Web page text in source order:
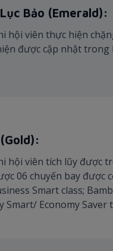
Bảo (Emerald):
hội viên thực hiện
được cập nhật
hội viên tích lũy được
06 chuyến bay được
Smart class;
Smart/ Economy